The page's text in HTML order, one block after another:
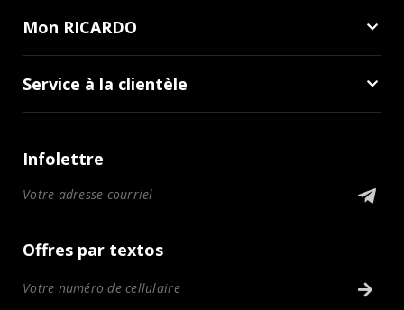
Mon RICARDO
Service à la clientèle
Infolettre
Offres par textos